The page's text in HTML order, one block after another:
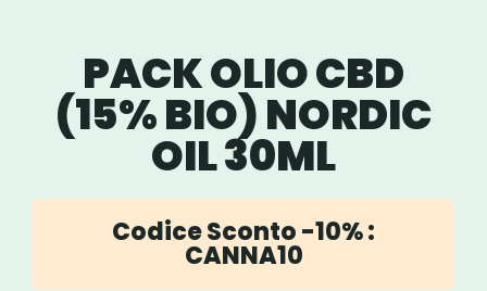
PACK OLIO CBD
(15% BIO) NORDIC
OIL 30ML
Codice Sconto -10% :
CANNA10